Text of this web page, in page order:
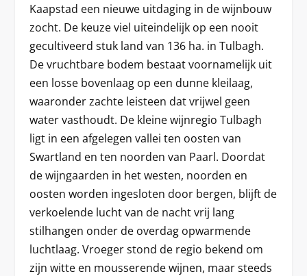
Kaapstad een nieuwe uitdaging in de wijnbouw
zocht. De keuze viel uiteindelijk op een nooit
gecultiveerd stuk land van 136 ha. in Tulbagh.
De vruchtbare bodem bestaat voornamelijk uit
een losse bovenlaag op een dunne kleilaag,
waaronder zachte leisteen dat vrijwel geen
water vasthoudt. De kleine wijnregio Tulbagh
ligt in een afgelegen vallei ten oosten van
Swartland en ten noorden van Paarl. Doordat
de wijngaarden in het westen, noorden en
oosten worden ingesloten door bergen, blijft de
verkoelende lucht van de nacht vrij lang
stilhangen onder de overdag opwarmende
luchtlaag. Vroeger stond de regio bekend om
zijn witte en mousserende wijnen, maar steeds